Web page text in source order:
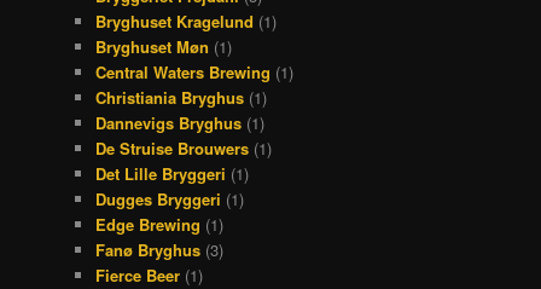
Bryghuset Kragelund (1)
Bryghuset Møn (1)
Central Waters Brewing (1)
Christiania Bryghus (1)
Dannevigs Bryghus (1)
De Struise Brouwers (1)
Det Lille Bryggeri (1)
Dugges Bryggeri (1)
Edge Brewing (1)
Fanø Bryghus (3)
Fierce Beer (1)